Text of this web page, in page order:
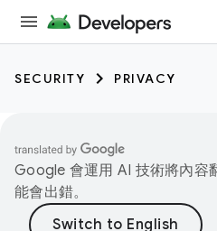
SECURITY PRIVACY
Google 會運用 AI 技術將內容
能會出錯。